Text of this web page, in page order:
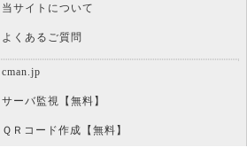
当サイトについて
よくあるご質問
cman.jp
サーバ監視【無料】
ＱＲコード作成【無料】